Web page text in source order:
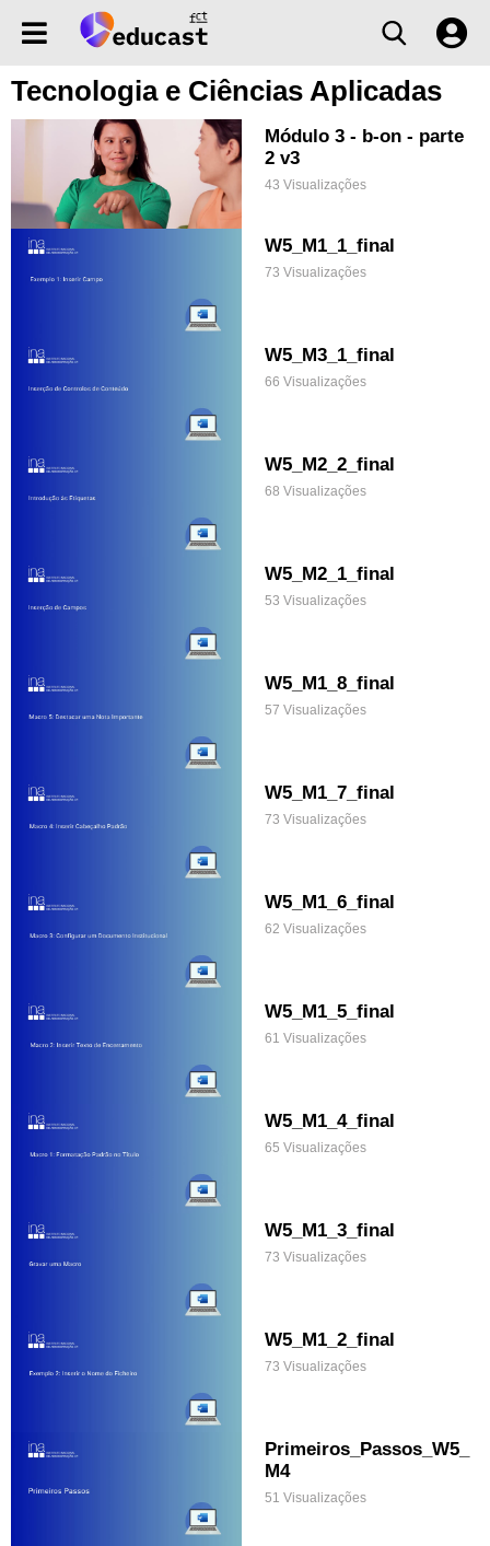
Tecnologia e Ciências Aplicadas
Módulo 3 - b-on - parte
2 v3
43 Visualizações
W5_M1_1_final
73 Visualizações
W5_M3_1_final
66 Visualizações
W5_M2_2_final
68 Visualizações
W5_M2_1_final
53 Visualizações
W5_M1_8_final
57 Visualizações
W5_M1_7_final
73 Visualizações
W5_M1_6_final
62 Visualizações
W5_M1_5_final
61 Visualizações
W5_M1_4_final
65 Visualizações
W5_M1_3_final
73 Visualizações
W5_M1_2_final
73 Visualizações
Primeiros_Passos_W5_
M4
51 Visualizações